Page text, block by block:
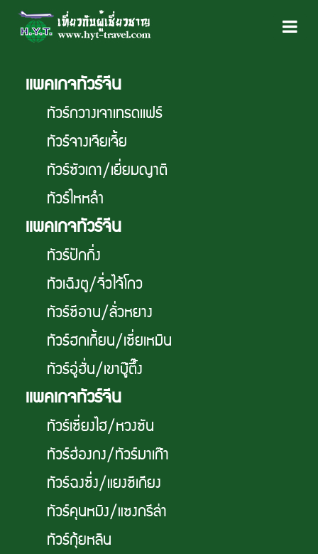
เเพคเกจทัวร์จีน
ทัวร์กวางเจาเทรดเเฟร์
ทัวร์จางเจียเจี้ย
ทัวร์ซัวเถา/เยี่ยมญาติ
ทัวร์ไหหลำ
เเพคเกจทัวร์จีน
ทัวร์ปักกิ่ง
ทัวเฉิงตู/จิ่วไจ้โกว
ทัวร์ซีอาน/ลั่วหยาง
ทัวร์ฮกเกี้ยน/เซี่ยเหมิน
ทัวร์อู่ฮั่น/เขาบู๊ตึ๊ง
เเพคเกจทัวร์จีน
ทัวร์เซี่ยงไฮ/หวงซัน
ทัวร์ฮ่องกง/ทัวร์มาเก๊า
ทัวร์ฉงซิ่ง/แยงซีเกียง
ทัวร์คุนหมิง/แซงกรีล่า
ทัวร์กุ้ยหลิน